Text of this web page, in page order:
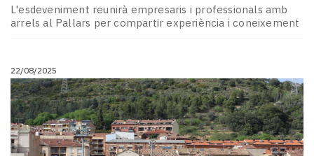
L'esdeveniment reunirà empresaris i professionals amb
arrels al Pallars per compartir experiència i coneixement
22/08/2025